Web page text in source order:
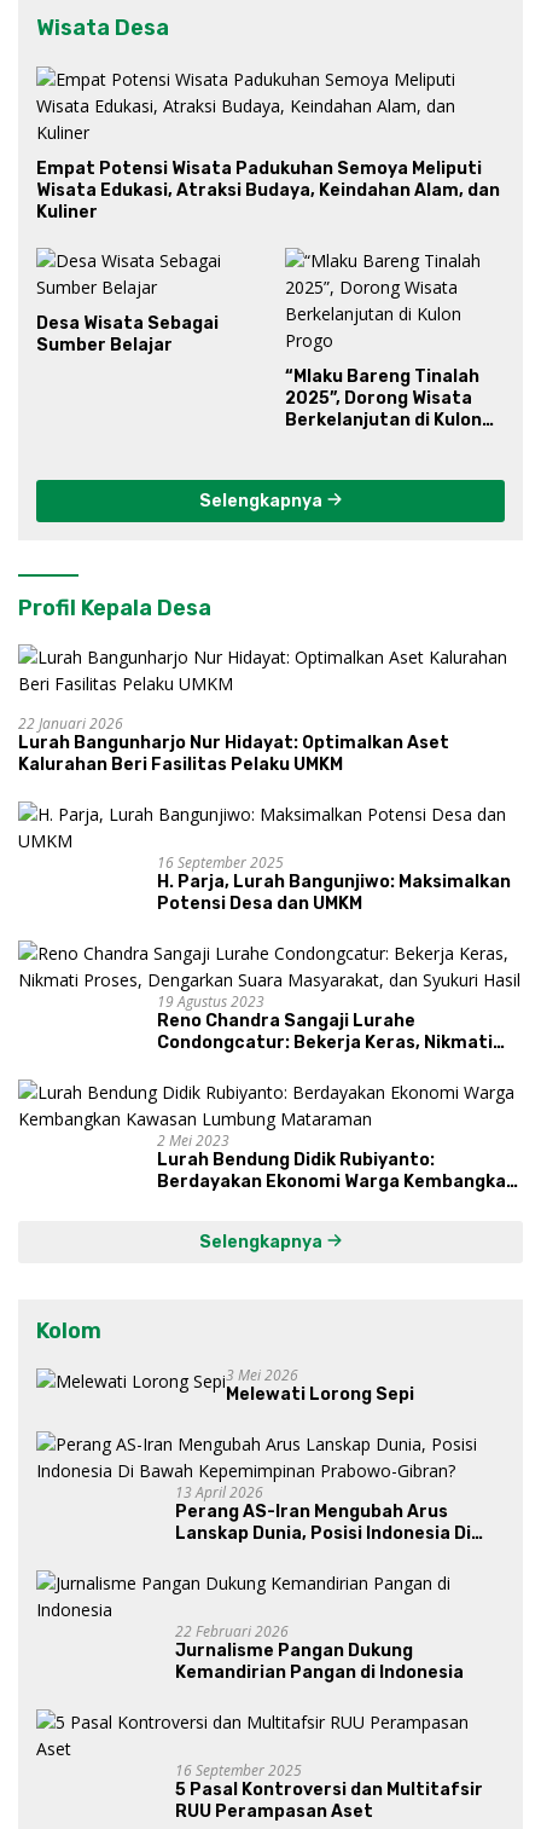
Wisata Desa
Empat Potensi Wisata Padukuhan Semoya Meliputi
Wisata Edukasi, Atraksi Budaya, Keindahan Alam, dan
Kuliner
Desa Wisata Sebagai
Sumber Belajar
“Mlaku Bareng Tinalah
2025”, Dorong Wisata
Berkelanjutan di Kulon
Selengkapnya
Profil Kepala Desa
22 Januari 2026
Lurah Bangunharjo Nur Hidayat: Optimalkan Aset
Kalurahan Beri Fasilitas Pelaku UMKM
16 September 2025
H. Parja, Lurah Bangunjiwo: Maksimalkan
Potensi Desa dan UMKM
19 Agustus 2023
Reno Chandra Sangaji Lurahe
Condongcatur: Bekerja Keras, Nikmati
dan Syukuri Hasil
2 Mei 2023
Lurah Bendung Didik Rubiyanto:
Berdayakan Ekonomi Warga Kembangkan
Selengkapnya
Kolom
3 Mei 2026
Melewati Lorong Sepi
13 April 2026
Perang AS-Iran Mengubah Arus
Lanskap Dunia, Posisi Indonesia Di
Gibran?
22 Februari 2026
Jurnalisme Pangan Dukung
Kemandirian Pangan di Indonesia
16 September 2025
5 Pasal Kontroversi dan Multitafsir
RUU Perampasan Aset